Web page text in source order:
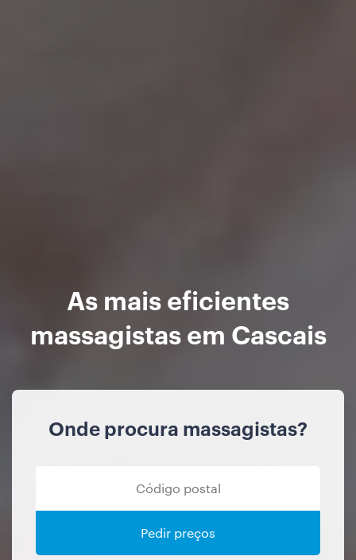
As mais eficientes
massagistas em Cascais
Onde procura massagistas?
Pedir preços